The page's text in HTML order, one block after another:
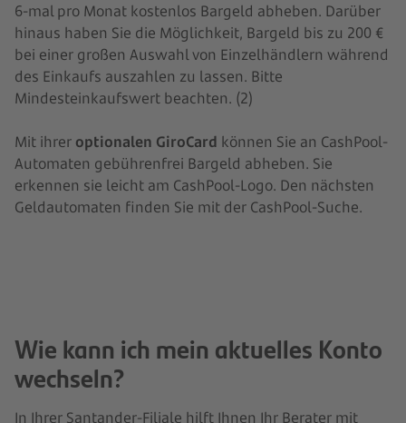
6-mal pro Monat kostenlos Bargeld abheben. Darüber
hinaus haben Sie die Möglichkeit, Bargeld bis zu 200 €
bei einer großen Auswahl von Einzelhändlern während
des Einkaufs auszahlen zu lassen. Bitte
Mindesteinkaufswert beachten. (2)
Mit ihrer optionalen GiroCard können Sie an CashPool-
Automaten gebührenfrei Bargeld abheben. Sie
erkennen sie leicht am CashPool-Logo. Den nächsten
Geldautomaten finden Sie mit der CashPool-Suche.
Wie kann ich mein aktuelles Konto
wechseln?
In Ihrer Santander-Filiale hilft Ihnen Ihr Berater mit